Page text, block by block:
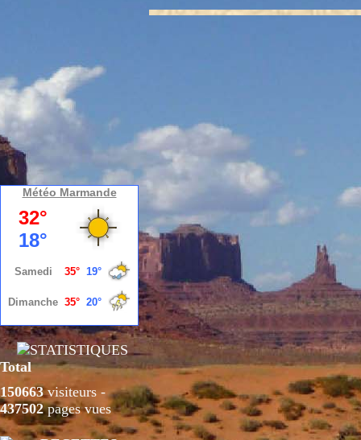
Météo Marmande
Total
150663visiteurs -
437502pages vues